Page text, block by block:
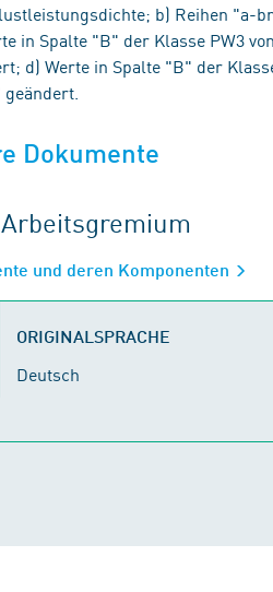
b) Reihen "a-
in Spalte "B" der Klasse PW3
d) Werte in Spalte "B" der
Dokumente
und deren Komponenten
ORIGINALSPRACHE
Deutsch